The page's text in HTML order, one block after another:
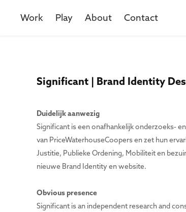
Work Play About Contact
Significant | Brand Identity
Duidelijk aanwezig
Significant is een onafhankelijk onderzoeks-
van PriceWaterhouseCoopers en zet hun
Justitie, Publieke Ordening, Mobiliteit en
nieuwe Brand Identity en website. ​​​​​​​
Obvious presence
Significant is an independent research and